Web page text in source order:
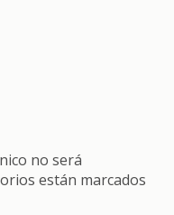
no será
están marcados